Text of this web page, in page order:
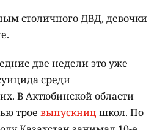
столичного ДВД, девочки
две недели это уже
среди
В Актюбинской области
трое выпускниц школ. По